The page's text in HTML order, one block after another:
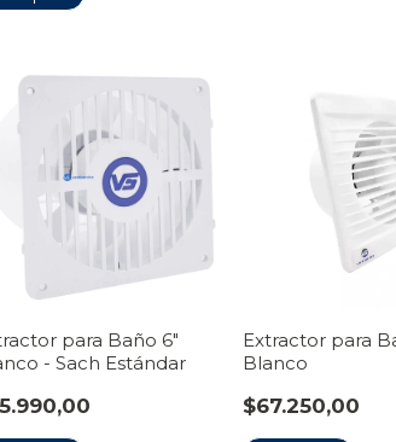
para Baño 6"
- Sach Estándar
Extractor para
Blanco
$67.250,00